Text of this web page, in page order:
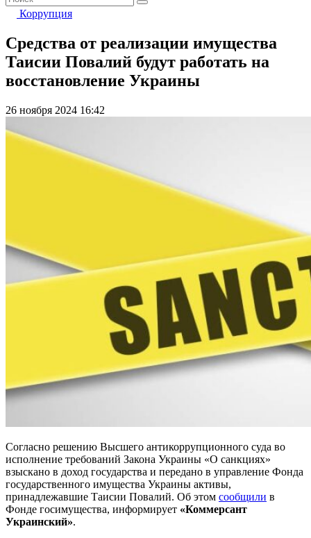
Коррупция
Средства от реализации имущества
Таисии Повалий будут работать на
восстановление Украины
26 ноября 2024 16:42
Согласно решению Высшего антикоррупционного суда во
исполнение требований Закона Украины «О санкциях»
взыскано в доход государства и передано в управление Фонда
государственного имущества Украины активы,
принадлежавшие Таисии Повалий. Об этом сообщили в
Фонде госимущества, информирует «Коммерсант
Украинский».